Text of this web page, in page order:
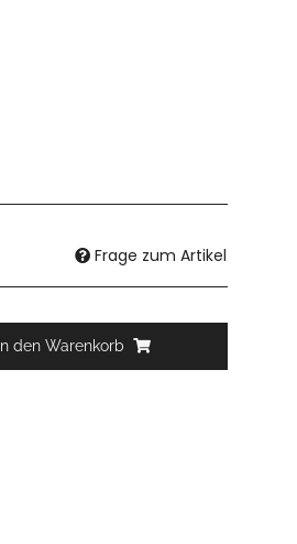
Frage zum Artikel
In den Warenkorb